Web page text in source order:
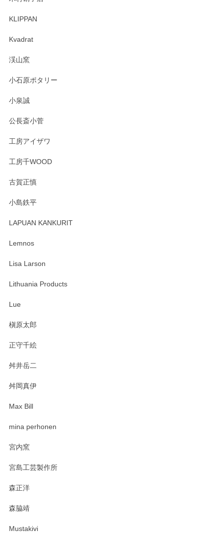
淡いグリーンのカラーがとても可愛いです❤️ ありがとうござ
す。 素敵な湯呑みでとても気に入りました。 発送も早く、
たm(_)m
います。無事に届いたようで安心いたしまし
おかけしました。 ありがとうございます。
KLIPPAN
Kvadrat
渓山窯
小石原ポタリー
小泉誠
公長斎小菅
工房アイザワ
工房千WOOD
古賀正慎
小島鉄平
LAPUAN KANKURIT
Lemnos
Lisa Larson
Lithuania Products
Lue
槇原太郎
正守千絵
舛井岳二
舛岡真伊
Max Bill
mina perhonen
宮内窯
宮島工芸製作所
森正洋
森脇靖
Mustakivi